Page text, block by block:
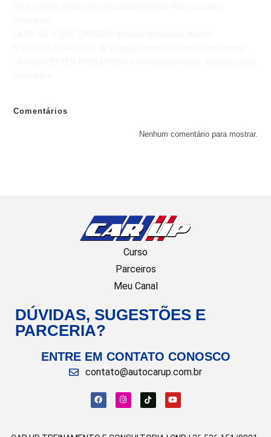
Comentários
Nenhum comentário para mostrar.
Curso
Parceiros
Meu Canal
DÚVIDAS, SUGESTÕES E
PARCERIA?
ENTRE EM CONTATO CONOSCO
contato@autocarup.com.br